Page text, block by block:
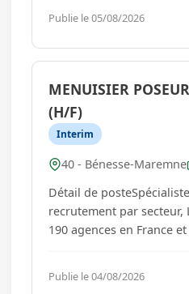
Couturier, expert-
15 ans d'expérience, le
une clientèle de TPE, in...
Publie le 05/08/2026
MENUISIER
(H/F)
Interim
40 - Bénesse-Maremne
Détail de
recrutement par secteur,
190 agences en France
CDI, CDD et intérim
oeuvre, du second
Publie le 04/08/2026